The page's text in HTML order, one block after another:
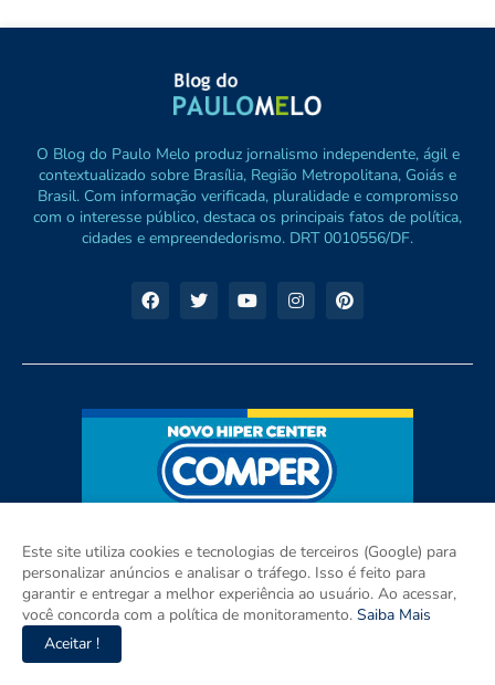
O Blog do Paulo Melo produz jornalismo independente, ágil e
contextualizado sobre Brasília, Região Metropolitana, Goiás e
Brasil. Com informação verificada, pluralidade e compromisso
com o interesse público, destaca os principais fatos de política,
cidades e empreendedorismo. DRT 0010556/DF.
Este site utiliza cookies e tecnologias de terceiros (Google) para
personalizar anúncios e analisar o tráfego. Isso é feito para
garantir e entregar a melhor experiência ao usuário. Ao acessar,
você concorda com a política de monitoramento. Saiba Mais
Aceitar !